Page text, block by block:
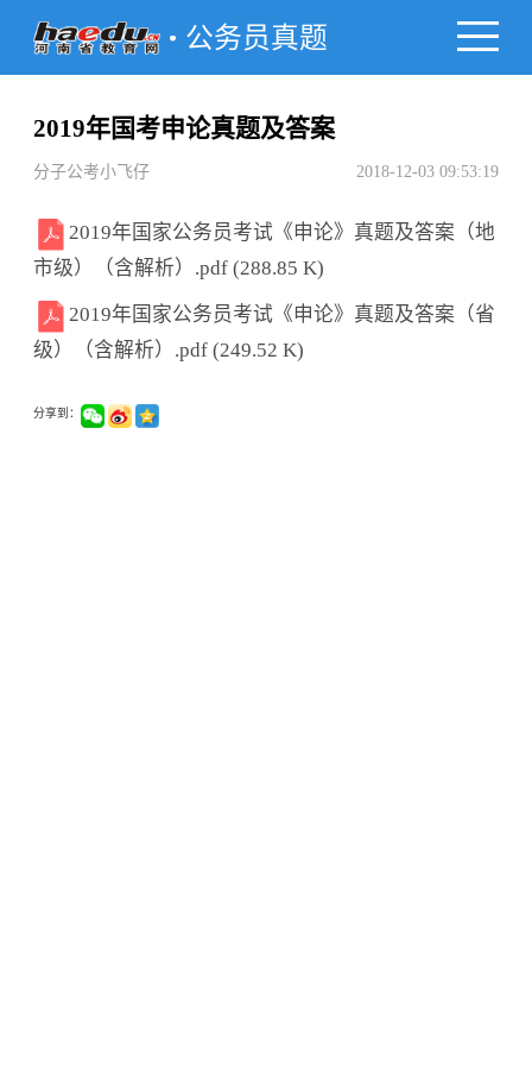
公务员真题
2019年国考申论真题及答案
分子公考小飞仔 2018-12-03 09:53:19
2019年国家公务员考试《申论》真题及答案（地
市级）（含解析）.pdf (288.85 K)
2019年国家公务员考试《申论》真题及答案（省
级）（含解析）.pdf (249.52 K)
分享到：